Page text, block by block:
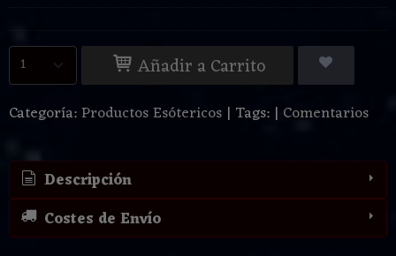
Añadir a Carrito
Categoría:Productos Esótericos | Tags: | Comentarios
Descripción
Costes de Envío